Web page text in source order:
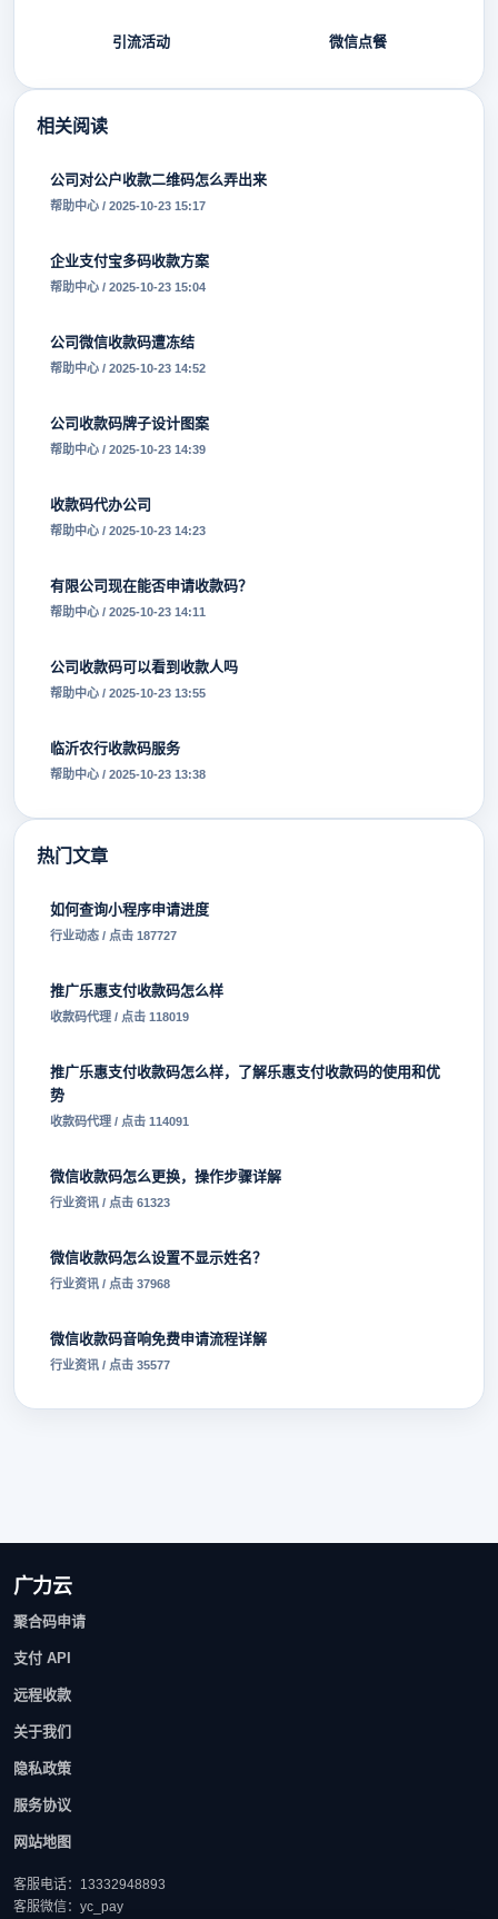
引流活动 微信点餐
相关阅读
公司对公户收款二维码怎么弄出来
帮助中心 / 2025-10-23 15:17
企业支付宝多码收款方案
帮助中心 / 2025-10-23 15:04
公司微信收款码遭冻结
帮助中心 / 2025-10-23 14:52
公司收款码牌子设计图案
帮助中心 / 2025-10-23 14:39
收款码代办公司
帮助中心 / 2025-10-23 14:23
有限公司现在能否申请收款码？
帮助中心 / 2025-10-23 14:11
公司收款码可以看到收款人吗
帮助中心 / 2025-10-23 13:55
临沂农行收款码服务
帮助中心 / 2025-10-23 13:38
热门文章
如何查询小程序申请进度
行业动态 / 点击 187727
推广乐惠支付收款码怎么样
收款码代理 / 点击 118019
推广乐惠支付收款码怎么样，了解乐惠支付收款码的使用和优
势
收款码代理 / 点击 114091
微信收款码怎么更换，操作步骤详解
行业资讯 / 点击 61323
微信收款码怎么设置不显示姓名？
行业资讯 / 点击 37968
微信收款码音响免费申请流程详解
行业资讯 / 点击 35577
广力云
聚合码申请
支付 API
远程收款
关于我们
隐私政策
服务协议
网站地图
客服电话：13332948893
客服微信：yc_pay